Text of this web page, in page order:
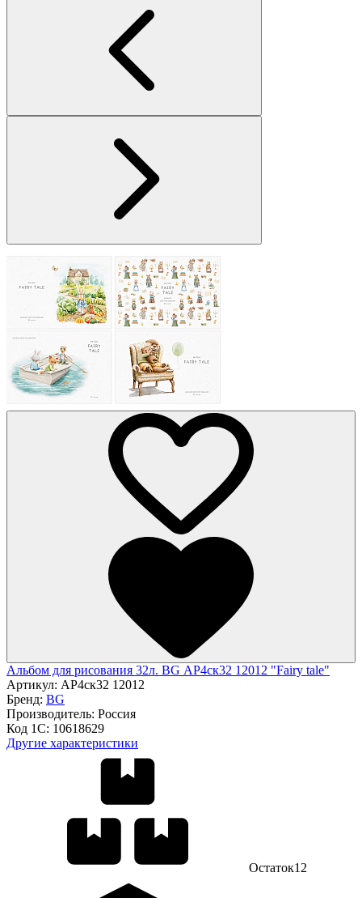
Альбом для рисования 32л. BG АР4ск32 12012 "Fairy tale"
Артикул: АР4ск32 12012
Бренд: BG
Производитель: Россия
Код 1С: 10618629
Другие характеристики
Остаток12